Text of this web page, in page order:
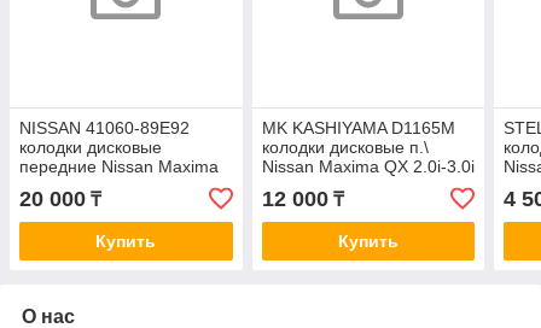
NISSAN 41060-89E92
колодки дисковые
передние Nissan Maxima
3.0i V6 24V 91-94 D1223
20 000 ₸
Купить
MK KASHIYAMA D1165M
колодки дисковые п.\
Nissan Maxima QX 2.0i-3.0i
12 000₸
Купить
1.5/
4
О нас